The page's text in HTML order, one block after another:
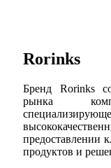
Rorinks
Бренд Rorinks
рынка
предоставлении
продуктов и